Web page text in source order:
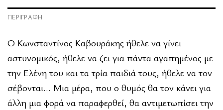
ΠΕΡΙΓΡΑΦΉ
Ο Κωνσταντίνος Καβουράκης ήθελε να γίνει
αστυνοµικός, ήθελε να ζει για πάντα αγαπηµένος µε
την Ελένη του και τα τρία παιδιά τους, ήθελε να τον
σέβονται… Μια µέρα, που ο θυµός θα τον κάνει για
άλλη µια φορά να παραφερθεί, θα αντιµετωπίσει την